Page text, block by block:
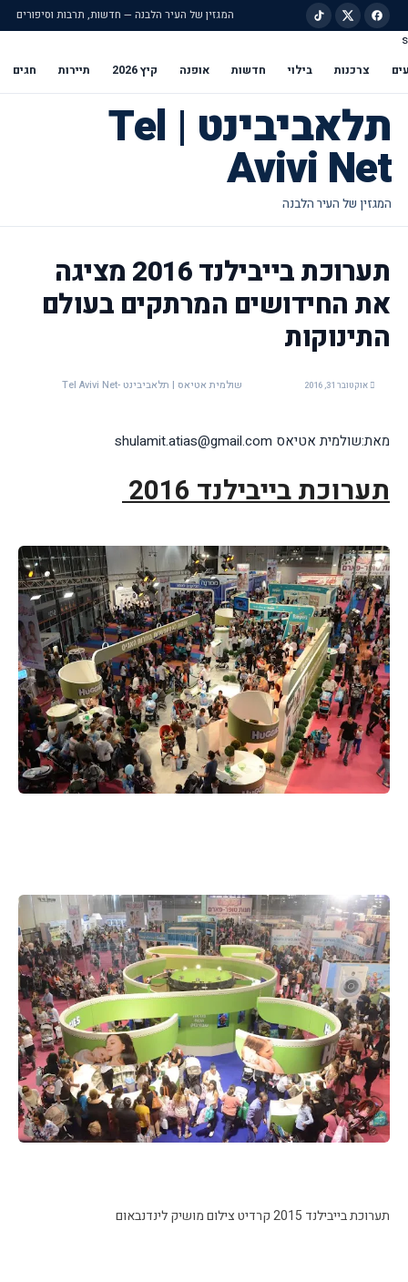
המגזין של העיר הלבנה — חדשות, תרבות וסיפורים
s
צרכנות בילוי חדשות אופנה קיץ 2026 תיירות חגים
תלאביבינט | Tel
Avivi Net
תערוכת בייבילנד 2016 מציגה
את החידושים המרתקים בעולם
התינוקות
אוקטובר 31, 2016 שולמית אטיאס | תלאביבינט -Tel Avivi Net
מאת:שולמית אטיאס shulamit.atias@gmail.com
תערוכת בייבילנד 2016
תערוכת בייבילנד 2015 קרדיט צילום מושיק לינדנבאום